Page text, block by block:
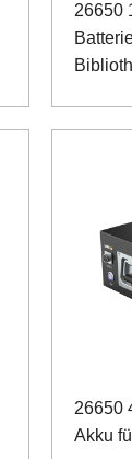
26650
26650
Akku